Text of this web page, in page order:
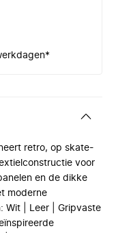
retro, op skate-
voor
en de dikke
moderne
Wit | Leer | Gripvaste